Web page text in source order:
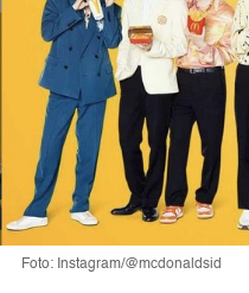
Foto: Instagram/@mcdonaldsid